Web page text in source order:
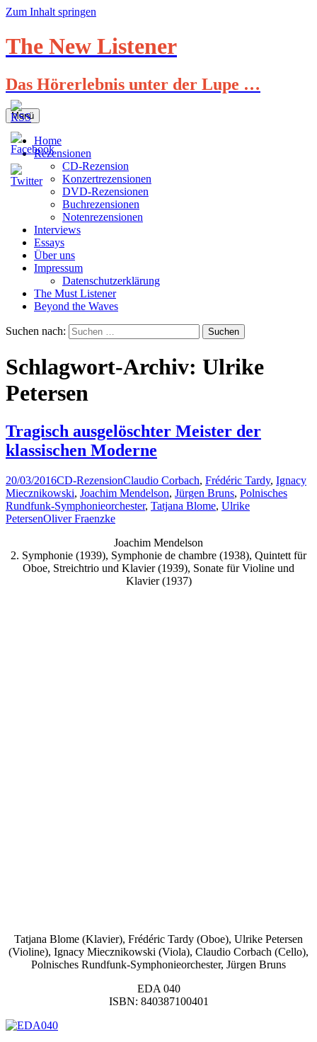
Zum Inhalt springen
The New Listener
Das Hörerlebnis unter der Lupe …
Menü
Home
Rezensionen
CD-Rezension
Konzertrezensionen
DVD-Rezensionen
Buchrezensionen
Notenrezensionen
Interviews
Essays
Über uns
Impressum
Datenschutzerklärung
The Must Listener
Beyond the Waves
Suchen nach:
Schlagwort-Archiv: Ulrike
Petersen
Tragisch ausgelöschter Meister der
klassischen Moderne
20/03/2016CD-RezensionClaudio Corbach, Frédéric Tardy, Ignacy
Miecznikowski, Joachim Mendelson, Jürgen Bruns, Polnisches
Rundfunk-Symphonieorchester, Tatjana Blome, Ulrike
PetersenOliver Fraenzke
Joachim Mendelson
2. Symphonie (1939), Symphonie de chambre (1938), Quintett für
Oboe, Streichtrio und Klavier (1939), Sonate für Violine und
Klavier (1937)
Tatjana Blome (Klavier), Frédéric Tardy (Oboe), Ulrike Petersen
(Violine), Ignacy Miecznikowski (Viola), Claudio Corbach (Cello),
Polnisches Rundfunk-Symphonieorchester, Jürgen Bruns
EDA 040
ISBN: 840387100401